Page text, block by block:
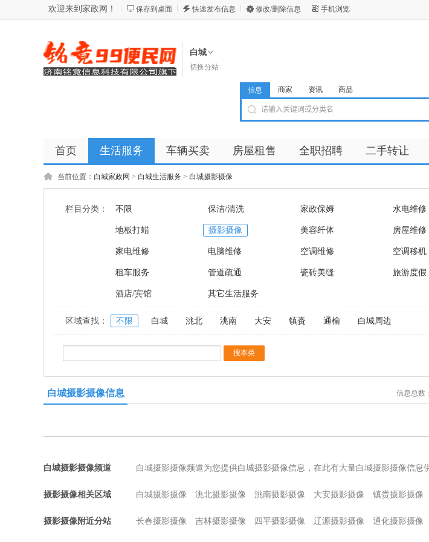
欢迎来到家政网！ 保存到桌面 快速发布信息 修改/删除信息 手机浏览
白城
切换分站
信息 商家 资讯 商品
首页 生活服务 车辆买卖 房屋租售 全职招聘 二手转让
商品 店铺
当前位置： 白城家政网 > 白城生活服务 > 白城摄影摄像
栏目分类： 不限 保洁/清洗 家政保姆 水电维修
地板打蜡 摄影摄像 美容纤体 房屋维修
家电维修 电脑维修 空调维修 空调移机
租车服务 管道疏通 瓷砖美缝 旅游度假
酒店/宾馆 其它生活服务
区域查找： 不限 白城 洮北 洮南 大安 镇赉 通榆 白城周边
白城摄影摄像信息 信息总数：
白城摄影摄像频道 白城摄影摄像频道为您提供白城摄影摄像信息，在此有大量白城摄影摄像信息
摄影摄像相关区域 白城摄影摄像 洮北摄影摄像 洮南摄影摄像 大安摄影摄像 镇赉摄影摄像
摄影摄像附近分站 长春摄影摄像 吉林摄影摄像 四平摄影摄像 辽源摄影摄像 通化摄影摄像